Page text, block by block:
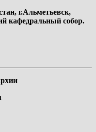
г.Альметьевск,
кафедральный собор.